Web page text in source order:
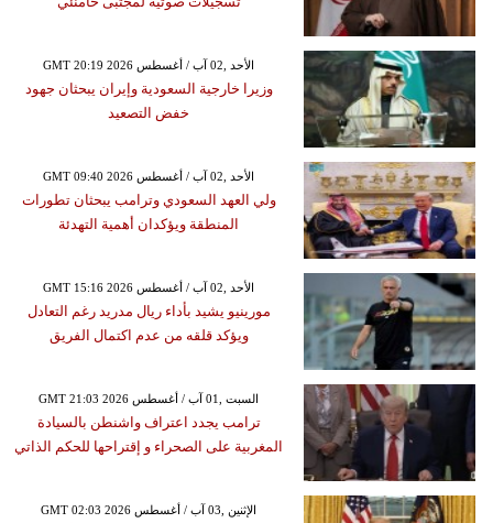
GMT 20:19 2026 الأحد ,02 آب / أغسطس
وزيرا خارجية السعودية وإيران يبحثان جهود
خفض التصعيد
GMT 09:40 2026 الأحد ,02 آب / أغسطس
ولي العهد السعودي وترامب يبحثان تطورات
المنطقة ويؤكدان أهمية التهدئة
GMT 15:16 2026 الأحد ,02 آب / أغسطس
مورينيو يشيد بأداء ريال مدريد رغم التعادل
ويؤكد قلقه من عدم اكتمال الفريق
GMT 21:03 2026 السبت ,01 آب / أغسطس
ترامب يجدد اعتراف واشنطن بالسيادة
المغربية على الصحراء و إقتراحها للحكم الذاتي
GMT 02:03 2026 الإثنين ,03 آب / أغسطس